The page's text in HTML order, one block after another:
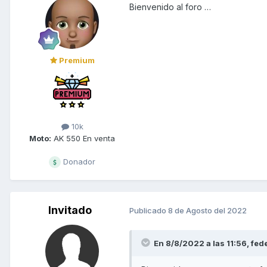
Premium
10k
Moto: AK 550 En venta
Donador
Bienvenido al foro …
Invitado Publicado 8 de Agosto del 2022
En 8/8/2022 a las 11:56,